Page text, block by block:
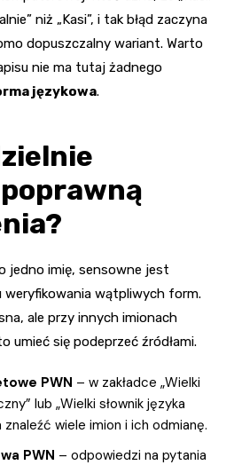
niż „Kasi”, i tak błąd zaczyna
dopuszczalny wariant. Warto
nie ma tutaj żadnego
językowa.
jedno imię, sensowne jest
weryfikowania wątpliwych form.
ale przy innych imionach
umieć się podeprzeć źródłami.
PWN – w zakładce „Wielki
lub „Wielki słownik języka
znaleźć wiele imion i ich odmianę.
PWN – odpowiedzi na pytania